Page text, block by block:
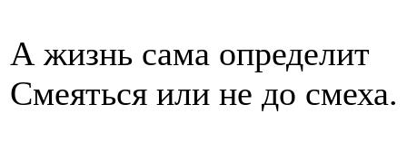
А жизнь сама определит
Смеяться или не до смеха.